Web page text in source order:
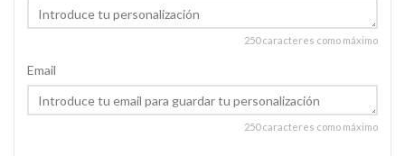
250 caracteres como máximo
Email
250 caracteres como máximo